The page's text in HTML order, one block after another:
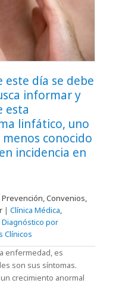
este día se debe
informar y
esta
linfático, uno
conocido
incidencia en
Prevención, Convenios,
| Clínica Médica,
Diagnóstico por
Clínicos
enfermedad, es
son sus síntomas.
crecimiento anormal